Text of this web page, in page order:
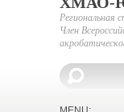
Региональная
Член